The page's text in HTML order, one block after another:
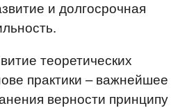
и долгосрочная
теоретических
практики – важнейшее
верности принципу